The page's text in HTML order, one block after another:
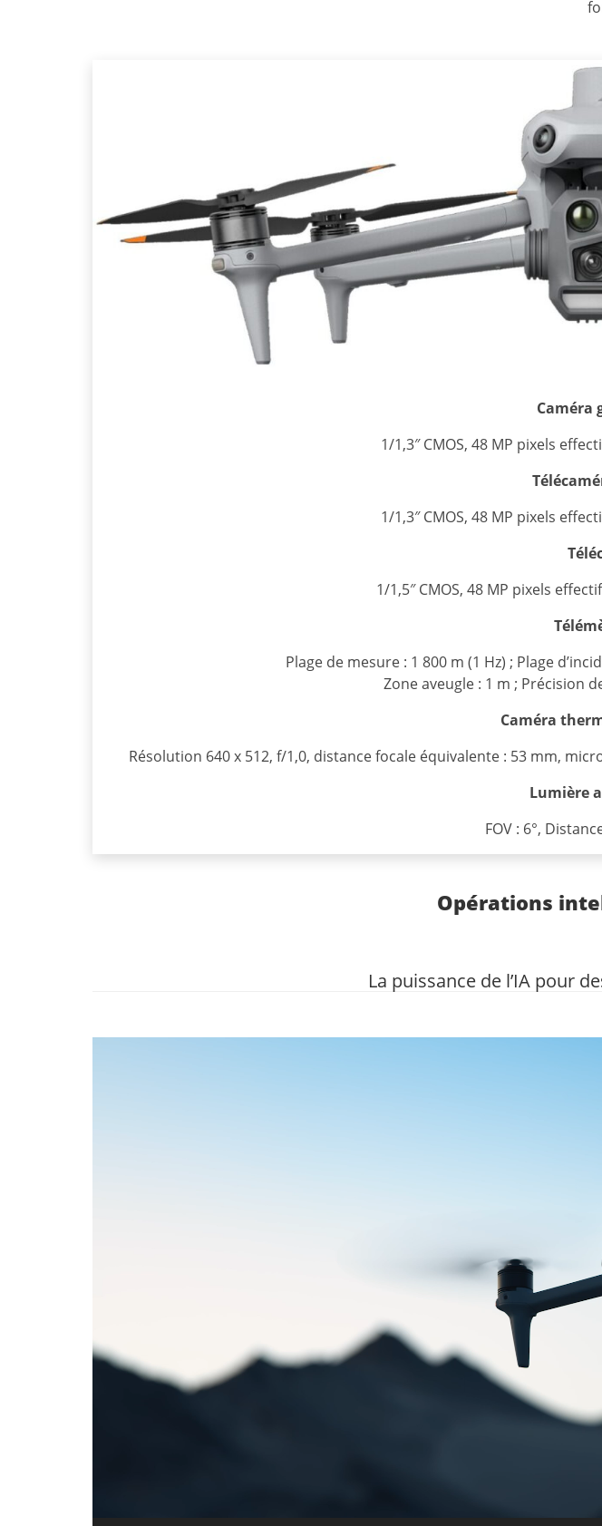
Caméra
1/1,3″ CMOS, 48 MP pixels
1/1,3″ CMOS, 48 MP pixels
1/1,5″ CMOS, 48 MP pixels
Plage de mesure : 1 800 m (1 Hz) ; Plage
Zone aveugle : 1 m ; Précision
Caméra
Résolution 640 x 512, f/1,0, distance focale équivalente : 53 mm,
Lumière
FOV : 6°,
Opérations
La puissance de l’IA pour